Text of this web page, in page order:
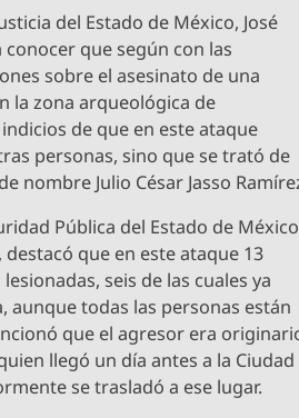
del Estado de México, José
conocer que según con las
sobre el asesinato de una
la zona arqueológica de
de que en este ataque
personas, sino que se trató de
nombre Julio César Jasso
Pública del Estado de
destacó que en este ataque 13
seis de las cuales ya
aunque todas las personas están
que el agresor era
llegó un día antes a la Ciudad
se trasladó a ese lugar.